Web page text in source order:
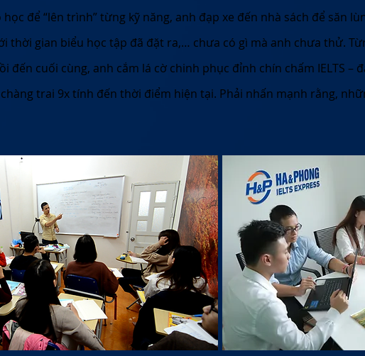
để “lên trình” từng kỹ năng, anh đạp xe đến nhà sách để săn
thời gian biểu học tập đã đặt ra,… chưa có gì mà anh chưa thử.
đến cuối cùng, anh cắm lá cờ chinh phục đỉnh chín chấm IELTS
trai 9x tính đến thời điểm hiện tại. Phải nhấn mạnh rằng,